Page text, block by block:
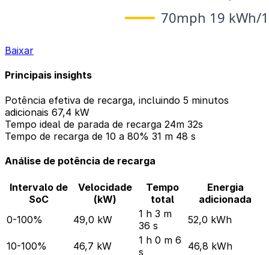
Baixar
Principais insights
Potência efetiva de recarga, incluindo 5 minutos
adicionais 67,4 kW
Tempo ideal de parada de recarga 24m 32s
Tempo de recarga de 10 a 80% 31 m 48 s
Análise de potência de recarga
Intervalo de
SoC
Velocidade
(kW)
Tempo
total
Energia
adicionada
0-100%
49,0 kW
1 h 3 m
36 s
52,0 kWh
10-100% 46,7 kW
1 h 0 m 6
s
46,8 kWh